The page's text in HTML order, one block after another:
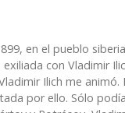
en el pueblo
con Vladimir
Ilich me
por ello. Sólo